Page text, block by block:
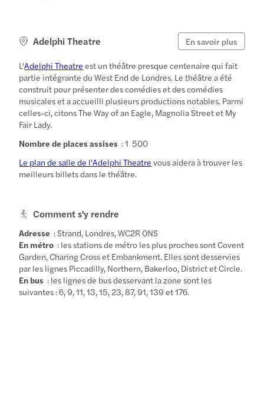
Adelphi Theatre En savoir plus
L'Adelphi Theatre est un théâtre presque centenaire qui fait
partie intégrante du West End de Londres. Le théâtre a été
construit pour présenter des comédies et des comédies
musicales et a accueilli plusieurs productions notables. Parmi
celles-ci, citons The Way of an Eagle, Magnolia Street et My
Fair Lady.
Nombre de places assises : 1 500
Le plan de salle de l'Adelphi Theatre vous aidera à trouver les
meilleurs billets dans le théâtre.
Comment s'y rendre
Adresse : Strand, Londres, WC2R 0NS
En métro : les stations de métro les plus proches sont Covent
Garden, Charing Cross et Embankment. Elles sont desservies
par les lignes Piccadilly, Northern, Bakerloo, District et Circle.
En bus : les lignes de bus desservant la zone sont les
suivantes : 6, 9, 11, 13, 15, 23, 87, 91, 139 et 176.